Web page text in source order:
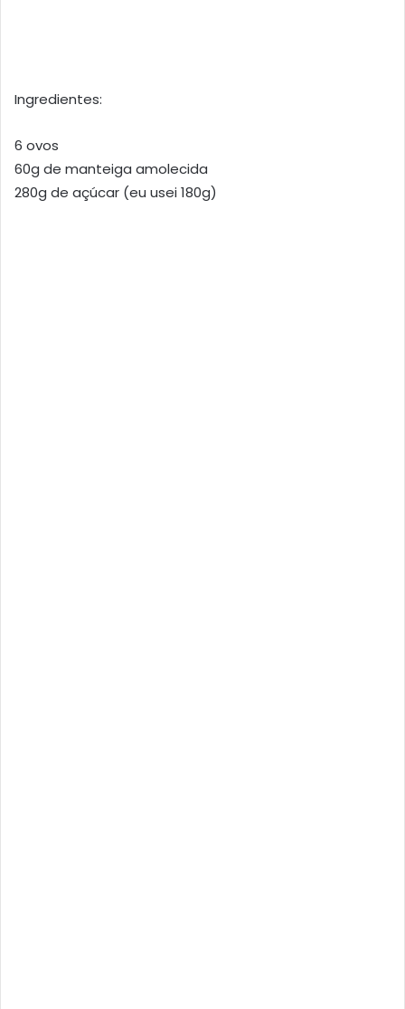
Ingredientes:
6 ovos
60g de manteiga amolecida
280g de açúcar (eu usei 180g)